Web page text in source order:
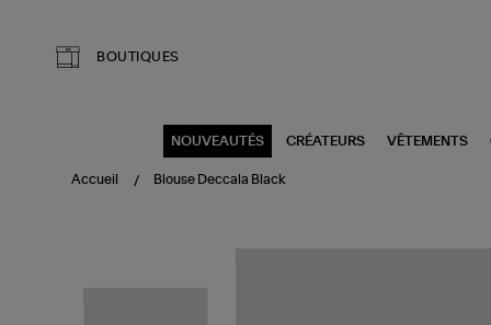
BOUTIQUES
NOUVEAUTÉS CRÉATEURS VÊTEMENTS
Accueil Blouse Deccala Black